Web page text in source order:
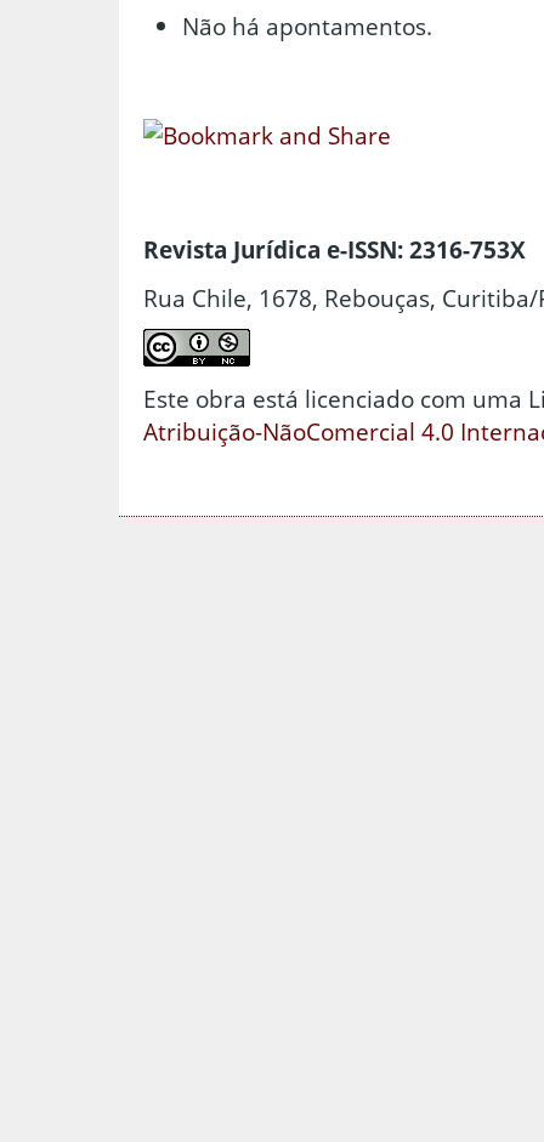
Não há apontamentos.
Revista Jurídica e-ISSN: 2316-753X
Rua Chile, 1678, Rebouças, Curitiba/
Este obra está licenciado com uma
Atribuição-NãoComercial 4.0